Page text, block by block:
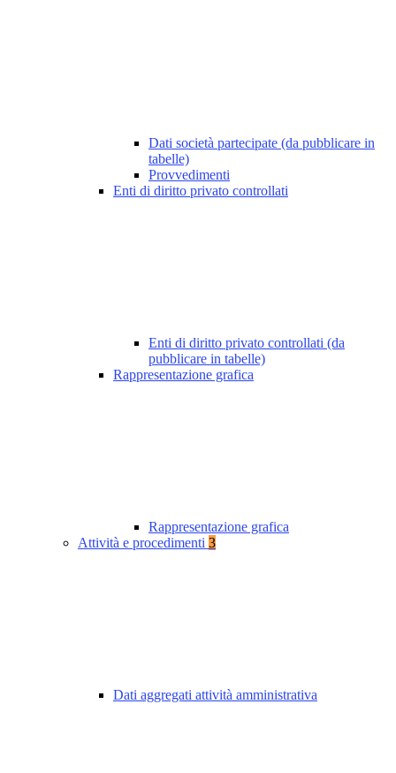
Dati società partecipate (da pubblicare in
tabelle)
Provvedimenti
Enti di diritto privato controllati
Enti di diritto privato controllati (da
pubblicare in tabelle)
Rappresentazione grafica
Rappresentazione grafica
Attività e procedimenti 3
Dati aggregati attività amministrativa